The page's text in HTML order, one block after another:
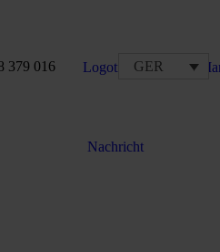
379 016 GER
Nachricht